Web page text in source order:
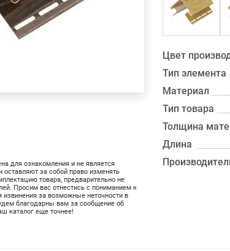
для ознакомления и не является
оставляют за собой право изменять
товара, предварительно не
Просим вас отнестись с пониманием к
извинения за возможные неточности в
благодарны вам за сообщение об
каталог еще точнее!
Цвет
Тип элемента
Материал
Тип товара
Толщина
Длина